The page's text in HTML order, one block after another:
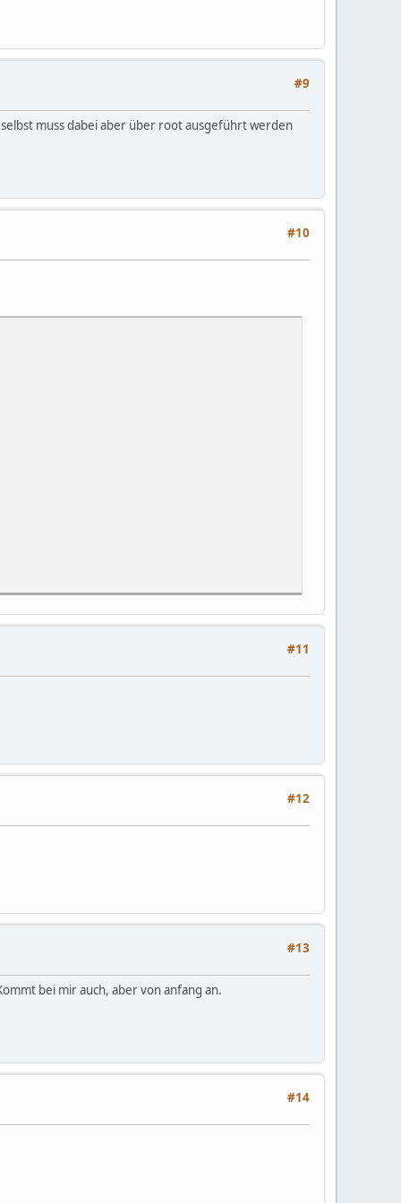
#9
muss dabei aber über root ausgeführt werden
#10
server crashed"
#11
#12
#13
bei mir auch, aber von anfang an.
#14